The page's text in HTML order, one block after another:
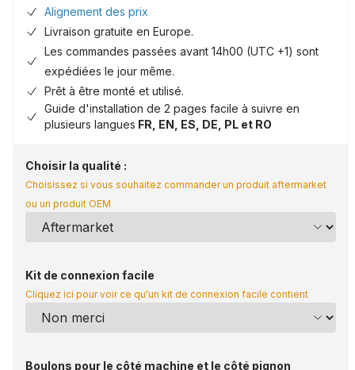
Alignement des prix
Livraison gratuite en Europe.
Les commandes passées avant 14h00 (UTC +1) sont
expédiées le jour même.
Prêt à être monté et utilisé.
Guide d'installation de 2 pages facile à suivre en
plusieurs langues FR, EN, ES, DE, PL et RO
Choisir la qualité :
Choisissez si vous souhaitez commander un produit aftermarket
ou un produit OEM
Kit de connexion facile
Cliquez ici pour voir ce qu'un kit de connexion facile contient
Boulons pour le côté machine et le côté pignon